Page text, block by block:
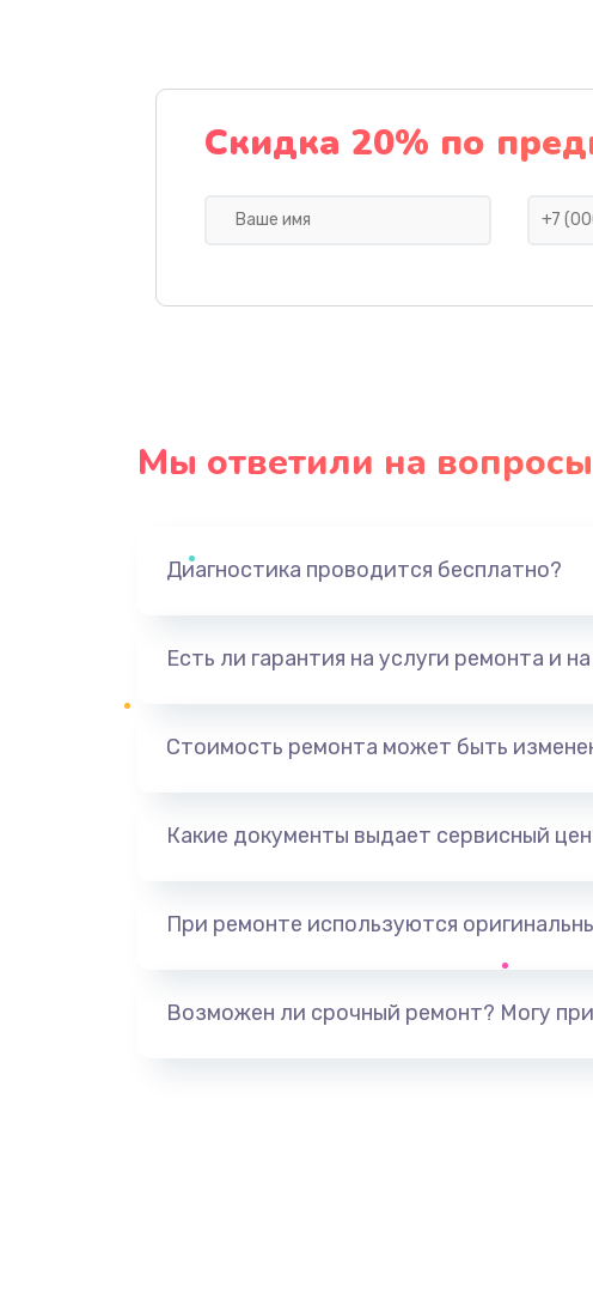
Скидка 20% по
Мы ответили на
Диагностика проводится бесплатно?
Есть ли гарантия на услуги ремонта и
Стоимость ремонта может быть
Какие документы выдает сервисный
При ремонте используются
Возможен ли срочный ремонт? Могу